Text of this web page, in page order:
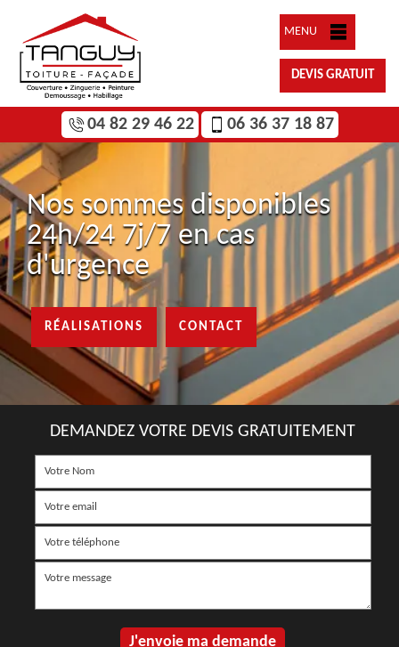
MENU
DEVIS GRATUIT
04 82 29 46 22 06 36 37 18 87
Nos sommes disponibles
24h/24 7j/7 en cas
d'urgence
RÉALISATIONS CONTACT
DEMANDEZ VOTRE DEVIS GRATUITEMENT